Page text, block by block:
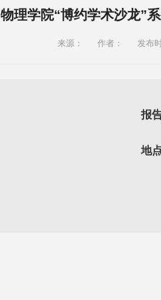
物理学院“博约学术沙龙”
来源： 作者： 发布
报
地